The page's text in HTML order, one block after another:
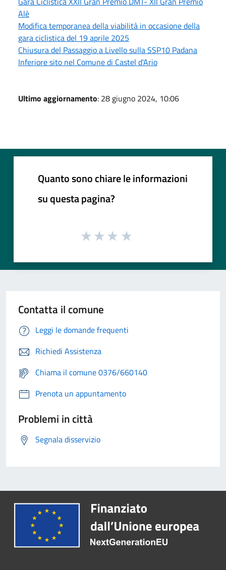
Alè
Modifica temporanea della viabilità in occasione della
gara ciclistica del 19 aprile 2025
Chiusura del Passaggio a Livello sulla SSP10 Padana
Inferiore sito nel Comune di Castel d'Ario
Ultimo aggiornamento: 28 giugno 2024, 10:06
Quanto sono chiare le informazioni
su questa pagina?
Contatta il comune
Leggi le domande frequenti
Richiedi Assistenza
Chiama il comune 0376/660140
Prenota un appuntamento
Problemi in città
Segnala disservizio